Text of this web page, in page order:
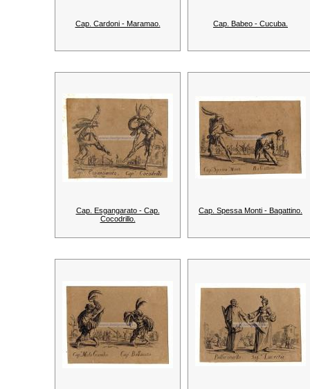
Cap. Cardoni - Maramao. Cap. Babeo - Cucuba.
Cap. Esgangarato - Cap.
Cocodrillo.
Cap. Spessa Monti - Bagattino.